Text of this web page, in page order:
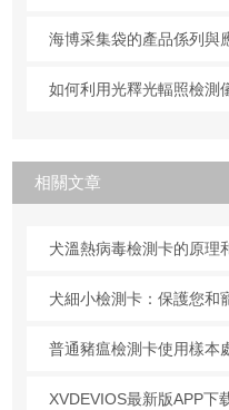
海博采集袋的產品係列與
如何利用光釋光輻照檢測
相關文章
犬溫熱病毒檢測卡的原理
犬細小檢測卡：保護您和
普通豬瘟檢測卡使用樣本
XVDEVIOS最新版APP下